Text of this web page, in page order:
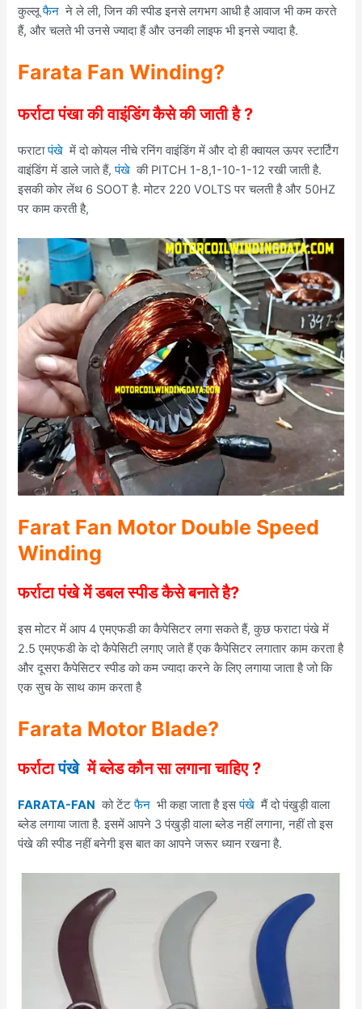
कुल्लूफैन ने ले ली, जिन की स्पीड इनसे लगभग आधी है आवाज भी कम करते
हैं, और चलते भी उनसे ज्यादा हैं और उनकी लाइफ भी इनसे ज्यादा है.
Farata Fan Winding?
फर्राटा पंखा की वाइंडिंग कैसे की जाती है ?
फराटापंखे में दो कोयल नीचे रनिंग वाइंडिंग में और दो ही क्वायल ऊपर स्टार्टिंग
वाइंडिंग में डाले जाते हैं,पंखे की PITCH 1-8,1-10-1-12 रखी जाती है.
इसकी कोर लेंथ 6 SOOT है. मोटर 220 VOLTS पर चलती है और 50HZ
पर काम करती है,
Farat Fan Motor Double Speed
Winding
फर्राटा पंखे में डबल स्पीड कैसे बनाते है?
इस मोटर में आप 4 एमएफडी का कैपेसिटर लगा सकते हैं, कुछ फराटा पंखे में
2.5 एमएफडी के दो कैपेसिटी लगाए जाते हैं एक कैपेसिटर लगातार काम करता है
और दूसरा कैपेसिटर स्पीड को कम ज्यादा करने के लिए लगाया जाता है जो कि
एक सुच के साथ काम करता है
Farata Motor Blade?
फर्राटापंखे में ब्लेड कौन सा लगाना चाहिए ?
FARATA-FAN को टेंटफैन भी कहा जाता है इसपंखे मैं दो पंखुड़ी वाला
ब्लेड लगाया जाता है. इसमें आपने 3 पंखुड़ी वाला ब्लेड नहीं लगाना, नहीं तो इस
पंखे की स्पीड नहीं बनेगी इस बात का आपने जरूर ध्यान रखना है.